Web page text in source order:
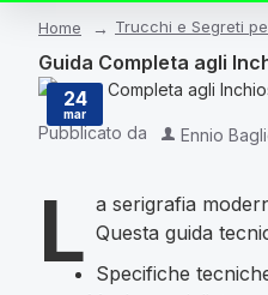
Home Trucchi e Segreti
Guida Completa agli
24
mar
Pubblicato da Ennio
L a serigrafia
Questa guida
Specifiche